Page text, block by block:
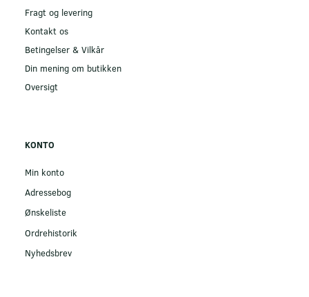
Fragt og levering
Kontakt os
Betingelser & Vilkår
Din mening om butikken
Oversigt
KONTO
Min konto
Adressebog
Ønskeliste
Ordrehistorik
Nyhedsbrev